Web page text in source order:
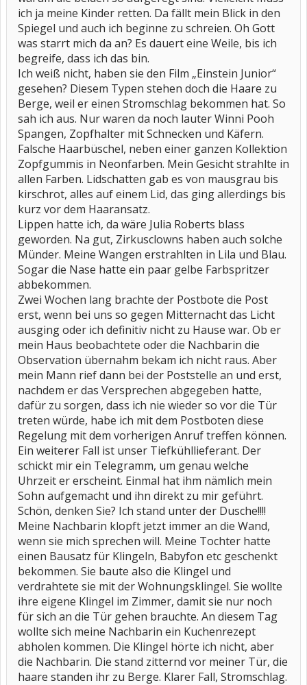
ich ja meine Kinder retten. Da fällt mein Blick in den
Spiegel und auch ich beginne zu schreien. Oh Gott
was starrt mich da an? Es dauert eine Weile, bis ich
begreife, dass ich das bin.
Ich weiß nicht, haben sie den Film „Einstein Junior“
gesehen? Diesem Typen stehen doch die Haare zu
Berge, weil er einen Stromschlag bekommen hat. So
sah ich aus. Nur waren da noch lauter Winni Pooh
Spangen, Zopfhalter mit Schnecken und Käfern.
Falsche Haarbüschel, neben einer ganzen Kollektion
Zopfgummis in Neonfarben. Mein Gesicht strahlte in
allen Farben. Lidschatten gab es von mausgrau bis
kirschrot, alles auf einem Lid, das ging allerdings bis
kurz vor dem Haaransatz.
Lippen hatte ich, da wäre Julia Roberts blass
geworden. Na gut, Zirkusclowns haben auch solche
Münder. Meine Wangen erstrahlten in Lila und Blau.
Sogar die Nase hatte ein paar gelbe Farbspritzer
abbekommen.
Zwei Wochen lang brachte der Postbote die Post
erst, wenn bei uns so gegen Mitternacht das Licht
ausging oder ich definitiv nicht zu Hause war. Ob er
mein Haus beobachtete oder die Nachbarin die
Observation übernahm bekam ich nicht raus. Aber
mein Mann rief dann bei der Poststelle an und erst,
nachdem er das Versprechen abgegeben hatte,
dafür zu sorgen, dass ich nie wieder so vor die Tür
treten würde, habe ich mit dem Postboten diese
Regelung mit dem vorherigen Anruf treffen können.
Ein weiterer Fall ist unser Tiefkühllieferant. Der
schickt mir ein Telegramm, um genau welche
Uhrzeit er erscheint. Einmal hat ihm nämlich mein
Sohn aufgemacht und ihn direkt zu mir geführt.
Schön, denken Sie? Ich stand unter der Dusche!!!!
Meine Nachbarin klopft jetzt immer an die Wand,
wenn sie mich sprechen will. Meine Tochter hatte
einen Bausatz für Klingeln, Babyfon etc geschenkt
bekommen. Sie baute also die Klingel und
verdrahtete sie mit der Wohnungsklingel. Sie wollte
ihre eigene Klingel im Zimmer, damit sie nur noch
für sich an die Tür gehen brauchte. An diesem Tag
wollte sich meine Nachbarin ein Kuchenrezept
abholen kommen. Die Klingel hörte ich nicht, aber
die Nachbarin. Die stand zitternd vor meiner Tür, die
haare standen ihr zu Berge. Klarer Fall, Stromschlag.